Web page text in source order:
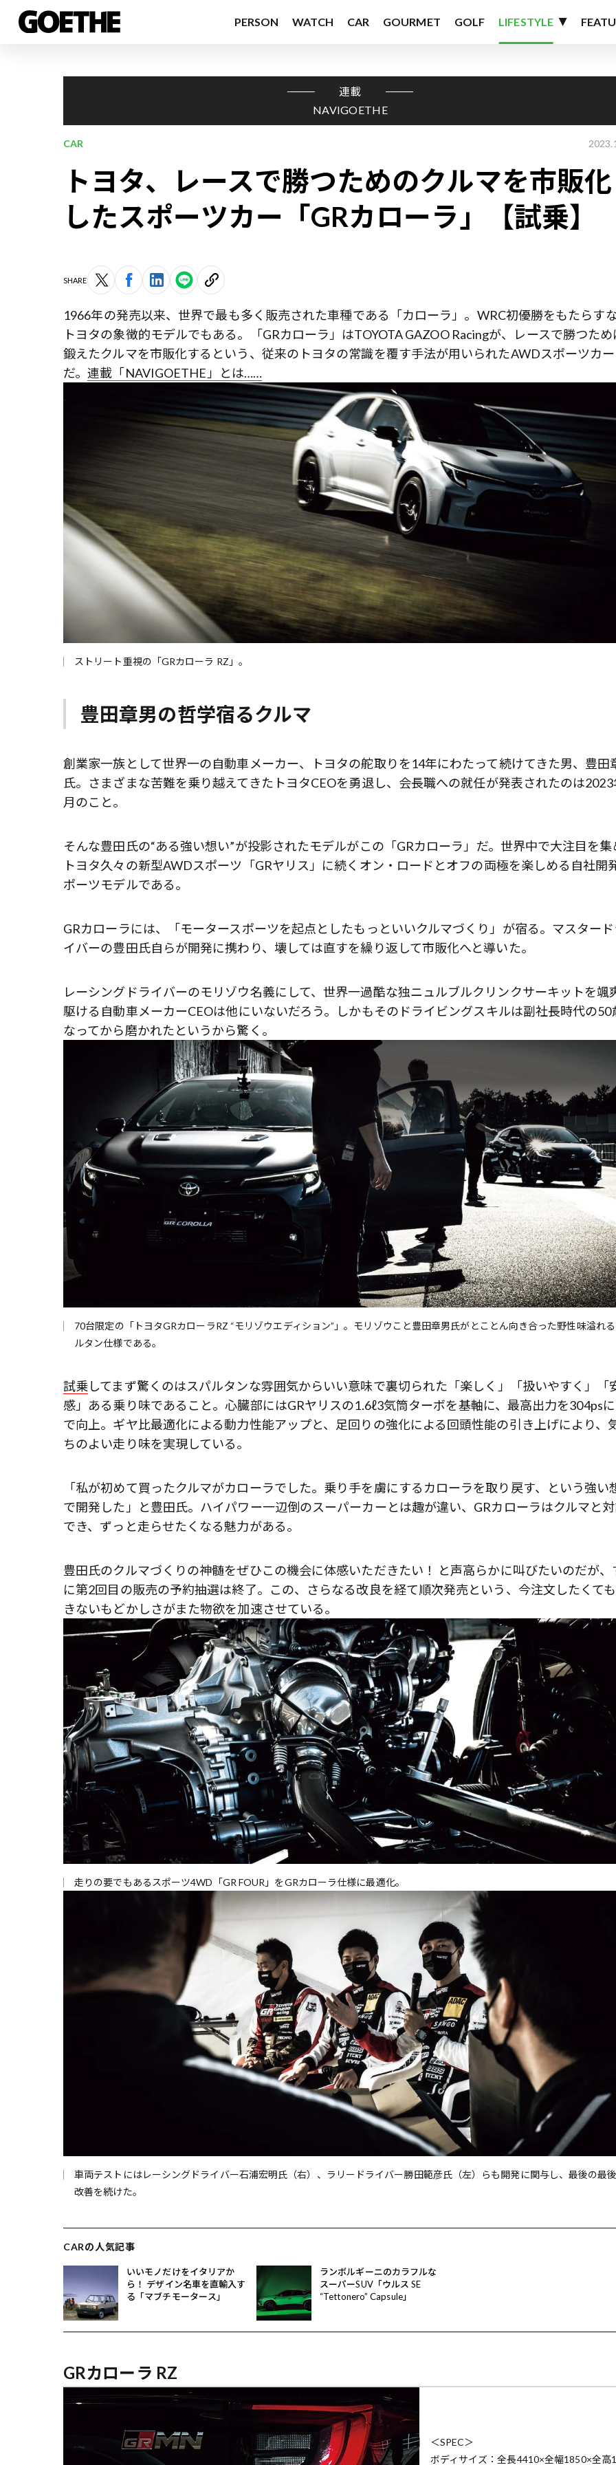
PERSON WATCH CAR GOURMET GOLF LIFESTYLE
連載
NAVIGOETHE
CAR
トヨタ、レースで勝つためのクルマを市販化
したスポーツカー「GRカローラ」【試乗】
SHARE
1966年の発売以来、世界で最も多く販売された車種である「カローラ」。WRC初優勝をもたらす
トヨタの象徴的モデルでもある。「GRカローラ」はTOYOTA GAZOO Racingが、レースで勝つため
鍛えたクルマを市販化するという、従来のトヨタの常識を覆す手法が用いられたAWDスポーツカー
だ。連載「NAVIGOETHE」とは……
ストリート重視の「GRカローラ RZ」。
豊田章男の哲学宿るクルマ
創業家一族として世界一の自動車メーカー、トヨタの舵取りを14年にわたって続けてきた男、豊田
氏。さまざまな苦難を乗り越えてきたトヨタCEOを勇退し、会長職への就任が発表されたのは
月のこと。
そんな豊田氏の“ある強い想い”が投影されたモデルがこの「GRカローラ」だ。世界中で大注目を集
トヨタ久々の新型AWDスポーツ「GRヤリス」に続くオン・ロードとオフの両極を楽しめる自社開
ポーツモデルである。
GRカローラには、「モータースポーツを起点としたもっといいクルマづくり」が宿る。マスター
イバーの豊田氏自らが開発に携わり、壊しては直すを繰り返して市販化へと導いた。
レーシングドライバーのモリゾウ名義にして、世界一過酷な独ニュルブルクリンクサーキットを颯
駆ける自動車メーカーCEOは他にいないだろう。しかもそのドライビングスキルは副社長時代の50
なってから磨かれたというから驚く。
70台限定の「トヨタGRカローラRZ “モリゾウエディション”」。モリゾウこと豊田章男氏がとことん向き合った野性味溢れ
ルタン仕様である。
試乗してまず驚くのはスパルタンな雰囲気からいい意味で裏切られた「楽しく」「扱いやすく」「
感」ある乗り味であること。心臓部にはGRヤリスの1.6ℓ3気筒ターボを基軸に、最高出力を304ps
で向上。ギヤ比最適化による動力性能アップと、足回りの強化による回頭性能の引き上げにより、
ちのよい走り味を実現している。
「私が初めて買ったクルマがカローラでした。乗り手を虜にするカローラを取り戻す、という強い
で開発した」と豊田氏。ハイパワー一辺倒のスーパーカーとは趣が違い、GRカローラはクルマと
でき、ずっと走らせたくなる魅力がある。
豊田氏のクルマづくりの神髄をぜひこの機会に体感いただきたい！ と声高らかに叫びたいのだが、
に第2回目の販売の予約抽選は終了。この、さらなる改良を経て順次発売という、今注文したくて
きないもどかしさがまた物欲を加速させている。
走りの要でもあるスポーツ4WD「GR FOUR」をGRカローラ仕様に最適化。
車両テストにはレーシングドライバー石浦宏明氏（右）、ラリードライバー勝田範彦氏（左）らも開発に関与し、最後の最
改善を続けた。
CARの人気記事
いいモノだけをイタリアか
ら！ デザイン名車を直輸入す
る「マブチモータース」
ランボルギーニのカラフルな
スーパーSUV「ウルス SE
“Tettonero” Capsule」
GRカローラ RZ
＜SPEC＞
ボディサイズ：全長4410×全幅1850×全高
歌舞伎俳優・尾上右近が休息を過
前列ホテル「UMITO 熱海 別邸」